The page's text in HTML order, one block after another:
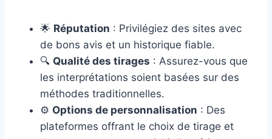
🌟 Réputation : Privilégiez des sites avec
de bons avis et un historique fiable.
🔍 Qualité des tirages : Assurez-vous que
les interprétations soient basées sur des
méthodes traditionnelles.
⚙️ Options de personnalisation : Des
plateformes offrant le choix de tirage et